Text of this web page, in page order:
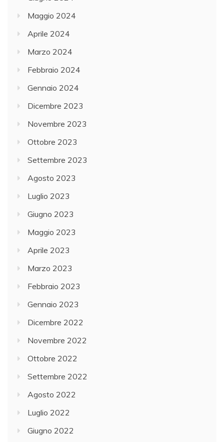
Maggio 2024
Aprile 2024
Marzo 2024
Febbraio 2024
Gennaio 2024
Dicembre 2023
Novembre 2023
Ottobre 2023
Settembre 2023
Agosto 2023
Luglio 2023
Giugno 2023
Maggio 2023
Aprile 2023
Marzo 2023
Febbraio 2023
Gennaio 2023
Dicembre 2022
Novembre 2022
Ottobre 2022
Settembre 2022
Agosto 2022
Luglio 2022
Giugno 2022